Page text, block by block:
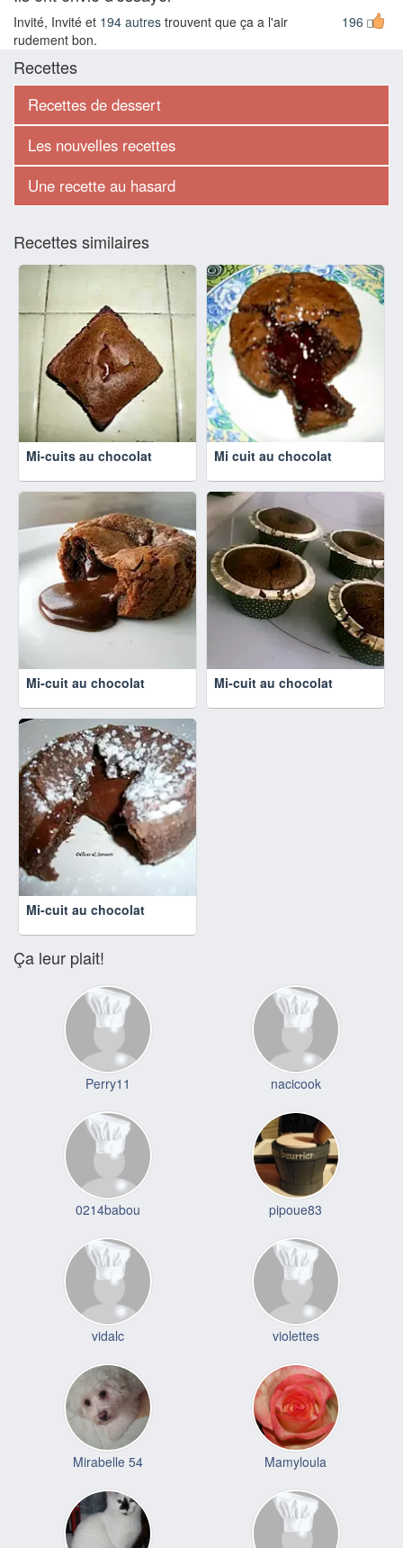
196
Invité, Invité et 194 autres trouvent que ça a l'air
rudement bon.
Recettes
Recettes de dessert
Les nouvelles recettes
Une recette au hasard
Recettes similaires
Mi-cuits au chocolat Mi cuit au chocolat
Mi-cuit au chocolat Mi-cuit au chocolat
Mi-cuit au chocolat
Ça leur plait!
Perry11 nacicook
0214babou pipoue83
vidalc violettes
Mirabelle 54 Mamyloula